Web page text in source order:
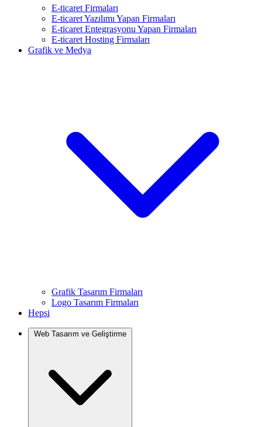
E-ticaret Firmaları
E-ticaret Yazılımı Yapan Firmaları
E-ticaret Entegrasyonu Yapan Firmaları
E-ticaret Hosting Firmaları
Grafik ve Medya
Grafik Tasarım Firmaları
Logo Tasarım Firmaları
Hepsi
Web Tasarım ve Geliştirme